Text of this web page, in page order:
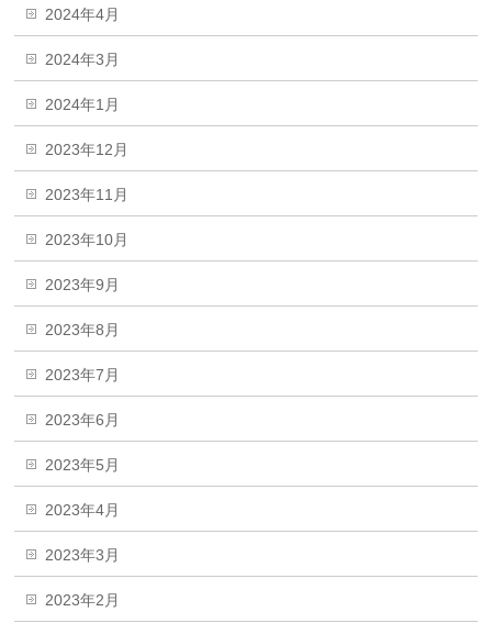
2024年4月
2024年3月
2024年1月
2023年12月
2023年11月
2023年10月
2023年9月
2023年8月
2023年7月
2023年6月
2023年5月
2023年4月
2023年3月
2023年2月